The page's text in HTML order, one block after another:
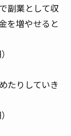
副業として収
を増やせると
たりしていき